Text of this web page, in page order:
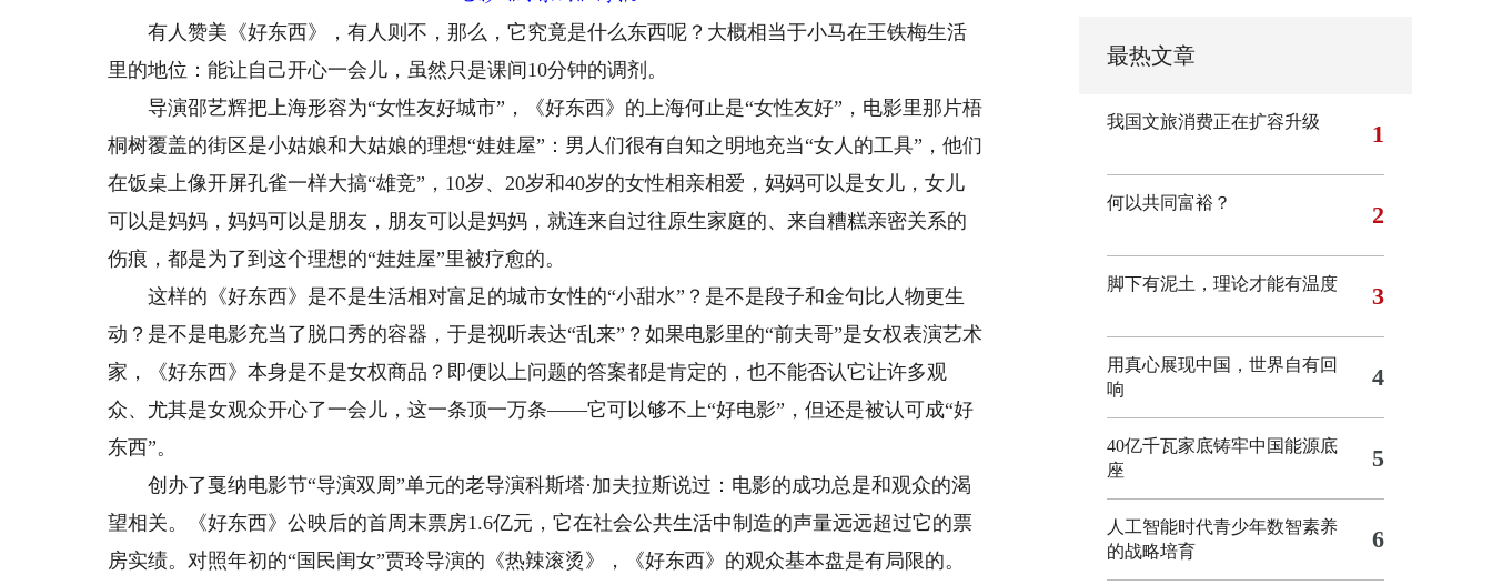
有人赞美《好东西》，有人则不，那么，它究竟是什么东西呢？大概相当于小马在王铁梅生活
里的地位：能让自己开心一会儿，虽然只是课间10分钟的调剂。
导演邵艺辉把上海形容为“女性友好城市”，《好东西》的上海何止是“女性友好”，电影里那片梧
桐树覆盖的街区是小姑娘和大姑娘的理想“娃娃屋”：男人们很有自知之明地充当“女人的工具”，他们
在饭桌上像开屏孔雀一样大搞“雄竞”，10岁、20岁和40岁的女性相亲相爱，妈妈可以是女儿，女儿
可以是妈妈，妈妈可以是朋友，朋友可以是妈妈，就连来自过往原生家庭的、来自糟糕亲密关系的
伤痕，都是为了到这个理想的“娃娃屋”里被疗愈的。
这样的《好东西》是不是生活相对富足的城市女性的“小甜水”？是不是段子和金句比人物更生
动？是不是电影充当了脱口秀的容器，于是视听表达“乱来”？如果电影里的“前夫哥”是女权表演艺术
家，《好东西》本身是不是女权商品？即便以上问题的答案都是肯定的，也不能否认它让许多观
众、尤其是女观众开心了一会儿，这一条顶一万条——它可以够不上“好电影”，但还是被认可成“好
东西”。
创办了戛纳电影节“导演双周”单元的老导演科斯塔·加夫拉斯说过：电影的成功总是和观众的渴
望相关。《好东西》公映后的首周末票房1.6亿元，它在社会公共生活中制造的声量远远超过它的票
房实绩。对照年初的“国民闺女”贾玲导演的《热辣滚烫》，《好东西》的观众基本盘是有局限的。
最热文章
我国文旅消费正在扩容升级 1
何以共同富裕？ 2
脚下有泥土，理论才能有温度 3
用真心展现中国，世界自有回
响
4
40亿千瓦家底铸牢中国能源底
座
5
人工智能时代青少年数智素养
的战略培育
6